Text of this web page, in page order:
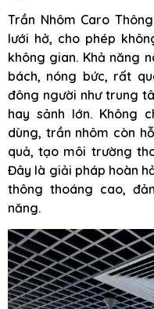
Trần Nhôm Caro
lưới hở, cho phép
không gian. Khả năng
bách, nóng bức, rất
đông người như trung
hay sảnh lớn. Không
dùng, trần nhôm còn
quả, tạo môi trường
Đây là giải pháp hoàn
thông thoáng cao,
năng.